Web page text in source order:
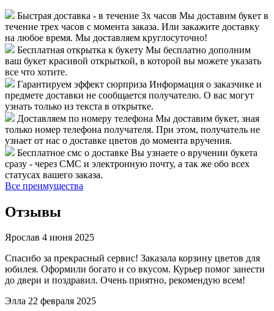
Быстрая доставка - в течение 3х часов Мы доставим букет в
течение трех часов с момента заказа. Или закажите доставку
на любое время. Мы доставляем круглосуточно!
Бесплатная открытка к букету Мы бесплатно дополним
ваш букет красивой открыткой, в которой вы можете указать
все что хотите.
Гарантируем эффект сюрприза Информация о заказчике и
предмете доставки не сообщается получателю. О вас могут
узнать только из текста в открытке.
Доставляем по номеру телефона Мы доставим букет, зная
только номер телефона получателя. При этом, получатель не
узнает от нас о доставке цветов до момента вручения.
Бесплатное смс о доставке Вы узнаете о вручении букета
сразу - через СМС и электронную почту, а так же обо всех
статусах вашего заказа.
Все преимущества
Отзывы
Ярослав 4 июня 2025
Спасибо за прекрасный сервис! Заказала корзину цветов для
юбилея. Оформили богато и со вкусом. Курьер помог занести
до двери и поздравил. Очень приятно, рекомендую всем!
Элла 22 февраля 2025